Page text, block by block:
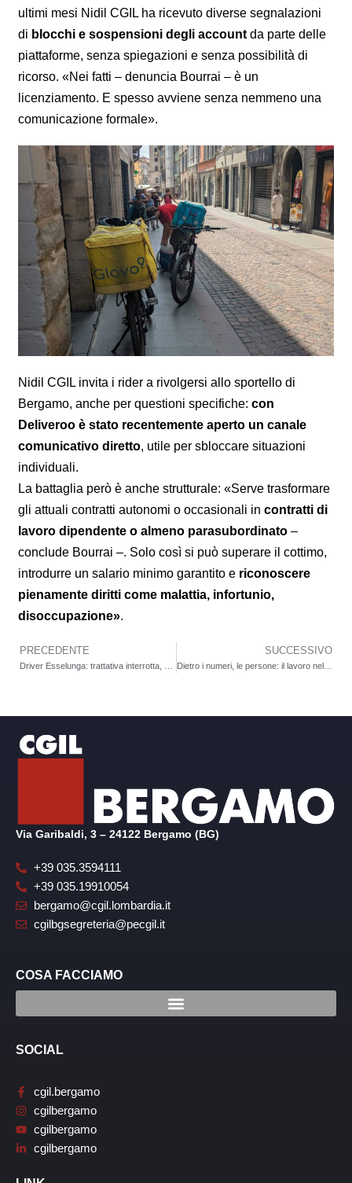
ultimi mesi Nidil CGIL ha ricevuto diverse segnalazioni
di blocchi e sospensioni degli account da parte delle
piattaforme, senza spiegazioni e senza possibilità di
ricorso. «Nei fatti – denuncia Bourrai – è un
licenziamento. E spesso avviene senza nemmeno una
comunicazione formale».
Nidil CGIL invita i rider a rivolgersi allo sportello di
Bergamo, anche per questioni specifiche:con
Deliveroo è stato recentemente aperto un canale
comunicativo diretto, utile per sbloccare situazioni
individuali.
La battaglia però è anche strutturale: «Serve trasformare
gli attuali contratti autonomi o occasionali incontratti di
lavoro dipendente o almeno parasubordinato –
conclude Bourrai –. Solo così si può superare il cottimo,
introdurre un salario minimo garantito e riconoscere
pienamente diritti come malattia, infortunio,
disoccupazione».
Precedente
PRECEDENTE SUCCESSIVO
Dietro i numeri, le persone: il lavoro nel terziario merita dignità. Filcams, Fisascat e Uiltucs propongono gli Stati Generali del Terziario per migliorare la qualità del lavoro
Via Garibaldi, 3 – 24122 Bergamo (BG)
+39 035.3594111
+39 035.19910054
bergamo@cgil.lombardia.it
cgilbgsegreteria@pecgil.it
COSA FACCIAMO
SOCIAL
cgil.bergamo
cgilbergamo
cgilbergamo
cgilbergamo